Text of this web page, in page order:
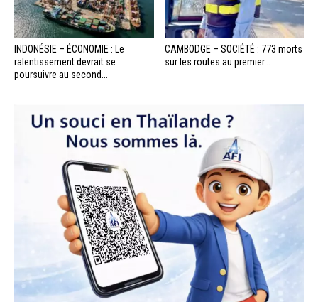
INDONÉSIE – ÉCONOMIE : Le
ralentissement devrait se
poursuivre au second...
CAMBODGE – SOCIÉTÉ : 773 morts
sur les routes au premier...